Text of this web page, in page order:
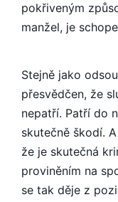
pokřiveným
manžel, je
Stejně jako
přesvědčen, že
nepatří. Patří do
skutečně škodí.
že je skutečná
proviněním na
se tak děje z